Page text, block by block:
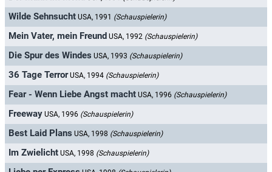
Wilde Sehnsucht USA, 1991 (Schauspielerin)
Mein Vater, mein Freund USA, 1992 (Schauspielerin)
Die Spur des Windes USA, 1993 (Schauspielerin)
36 Tage Terror USA, 1994 (Schauspielerin)
Fear - Wenn Liebe Angst macht USA, 1996 (Schauspielerin)
Freeway USA, 1996 (Schauspielerin)
Best Laid Plans USA, 1998 (Schauspielerin)
Im Zwielicht USA, 1998 (Schauspielerin)